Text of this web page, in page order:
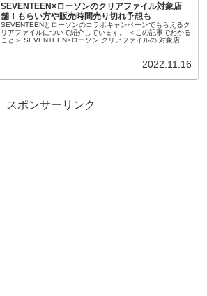
SEVENTEEN×ローソンのクリアファイル対象店
舗！もらい方や販売時間売り切れ予想も
SEVENTEENとローソンのコラボキャンペーンでもらえるク
リアファイルについて紹介しています。 ＜この記事でわかる
こと＞ SEVENTEEN×ローソン クリアファイルの 対象店舗
2022.11.16
スポンサーリンク